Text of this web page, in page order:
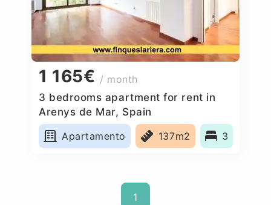
1 165€ / month
3 bedrooms apartment for rent in
Arenys de Mar, Spain
Apartamento
137m2 3
1